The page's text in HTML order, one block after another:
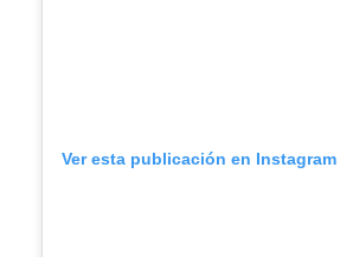
Ver esta publicación en Instagram